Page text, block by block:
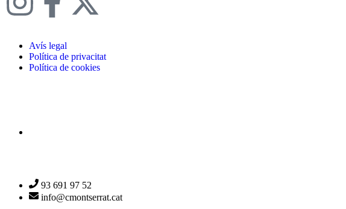
Avís legal
Política de privacitat
Política de cookies
93 691 97 52
info@cmontserrat.cat